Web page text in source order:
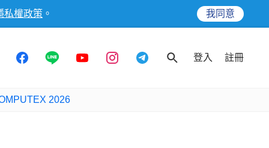
私權政策 。 我同意
登入 註冊
2026